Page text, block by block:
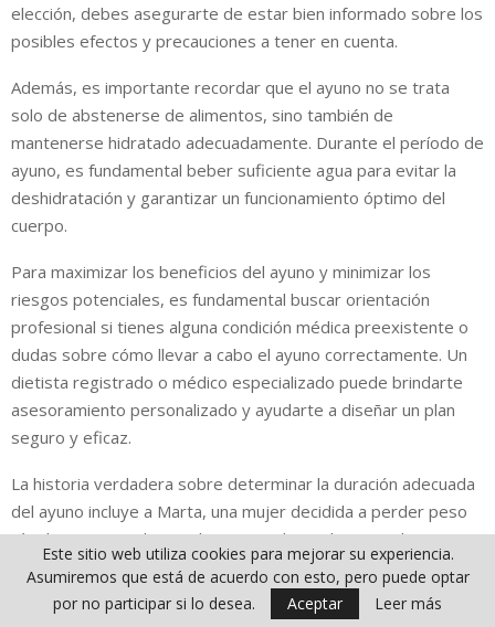
elección, debes asegurarte de estar bien informado sobre los
posibles efectos y precauciones a tener en cuenta.
Además, es importante recordar que el ayuno no se trata
solo de abstenerse de alimentos, sino también de
mantenerse hidratado adecuadamente. Durante el período de
ayuno, es fundamental beber suficiente agua para evitar la
deshidratación y garantizar un funcionamiento óptimo del
cuerpo.
Para maximizar los beneficios del ayuno y minimizar los
riesgos potenciales, es fundamental buscar orientación
profesional si tienes alguna condición médica preexistente o
dudas sobre cómo llevar a cabo el ayuno correctamente. Un
dietista registrado o médico especializado puede brindarte
asesoramiento personalizado y ayudarte a diseñar un plan
seguro y eficaz.
La historia verdadera sobre determinar la duración adecuada
del ayuno incluye a Marta, una mujer decidida a perder peso
rápidamente mediante el ayuno prolongado. Sin embargo, sin
consulta previa con un profesional de la salud, Marta se
aventuró en un ayuno de 5 días sin tener en cuenta sus
necesidades individuales. Esto resultó en una desnutrición
Este sitio web utiliza cookies para mejorar su experiencia.
Asumiremos que está de acuerdo con esto, pero puede optar
por no participar si lo desea.
Aceptar Leer más